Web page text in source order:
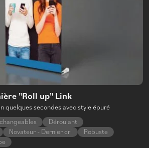
"Roll up" Link
quelques secondes avec style épuré
Déroulant
Novateur - Dernier cri
Robuste